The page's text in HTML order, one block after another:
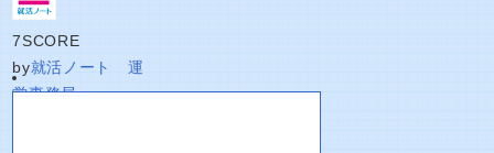
7SCORE
by就活ノート 運
営事務局